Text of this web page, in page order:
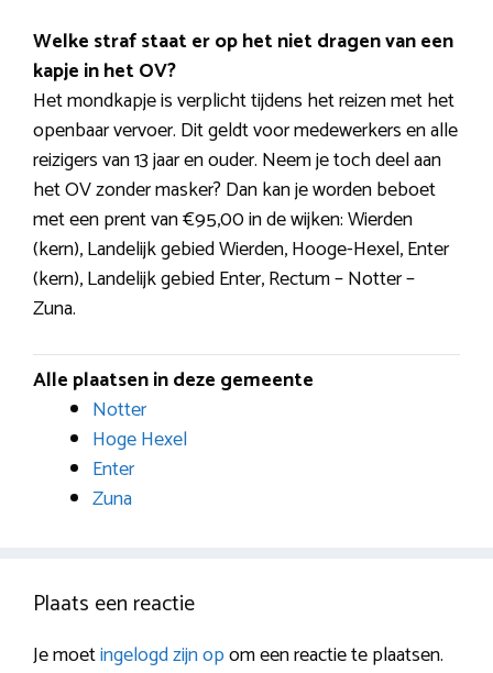
Welke straf staat er op het niet dragen van een
kapje in het OV?
Het mondkapje is verplicht tijdens het reizen met het
openbaar vervoer. Dit geldt voor medewerkers en alle
reizigers van 13 jaar en ouder. Neem je toch deel aan
het OV zonder masker? Dan kan je worden beboet
met een prent van €95,00 in de wijken: Wierden
(kern), Landelijk gebied Wierden, Hooge-Hexel, Enter
(kern), Landelijk gebied Enter, Rectum – Notter –
Zuna.
Alle plaatsen in deze gemeente
Notter
Hoge Hexel
Enter
Zuna
Plaats een reactie
Je moetingelogd zijn opom een reactie te plaatsen.